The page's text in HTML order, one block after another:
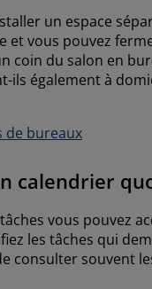
un espace
et vous pouvez
coin du salon en
ils également à
de bureaux
calendrier
vous pouvez
les tâches qui
consulter souvent